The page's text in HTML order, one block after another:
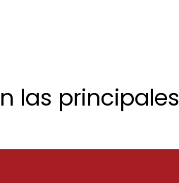
las principales